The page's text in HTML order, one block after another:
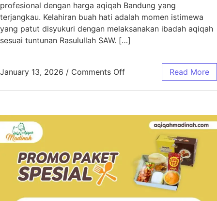
profesional dengan harga aqiqah Bandung yang
terjangkau. Kelahiran buah hati adalah momen istimewa
yang patut disyukuri dengan melaksanakan ibadah aqiqah
sesuai tuntunan Rasulullah SAW. […]
January 13, 2026 / Comments Off Read More